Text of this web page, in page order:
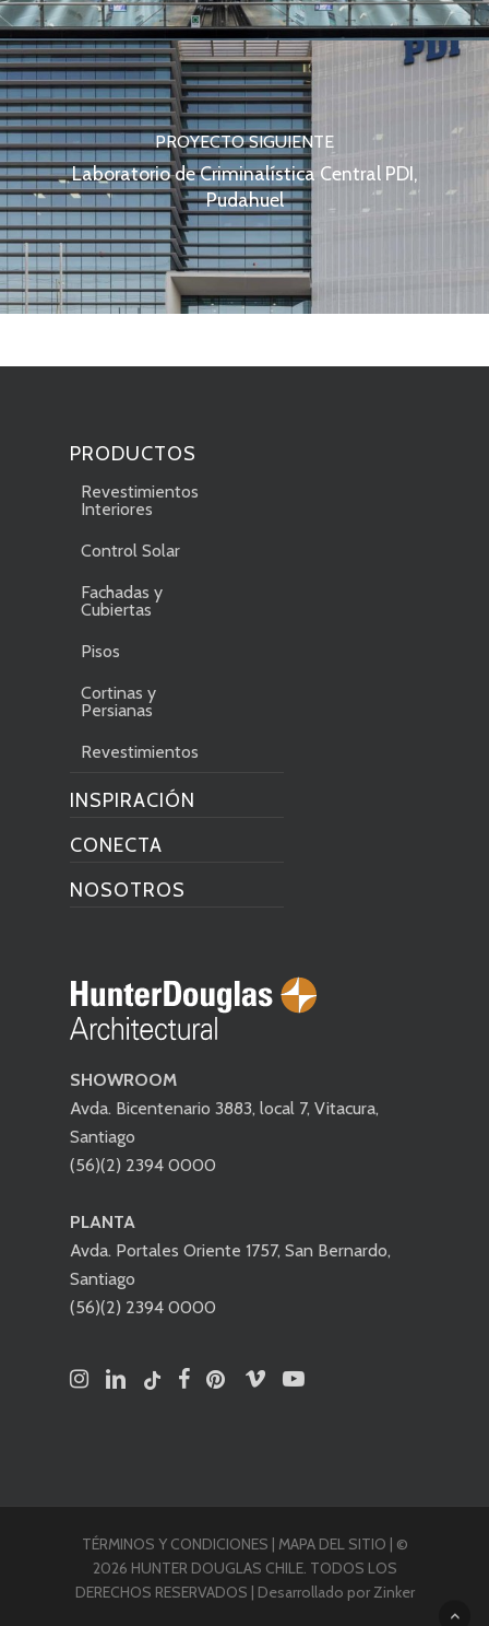
PROYECTO SIGUIENTE
Laboratorio de Criminalística Central PDI,
Pudahuel
SHOWROOM
Avda. Bicentenario 3883, local 7, Vitacura,
Santiago
(56)(2) 2394 0000
PLANTA
Avda. Portales Oriente 1757, San Bernardo,
Santiago
(56)(2) 2394 0000
PRODUCTOS
Revestimientos
Interiores
Control Solar
Fachadas y
Cubiertas
Pisos
Cortinas y
Persianas
Revestimientos
INSPIRACIÓN
CONECTA
NOSOTROS
TÉRMINOS Y CONDICIONES MAPA DEL SITIO | ©
2026 HUNTER DOUGLAS CHILE. TODOS LOS
DERECHOS RESERVADOS | Desarrollado por Zinker